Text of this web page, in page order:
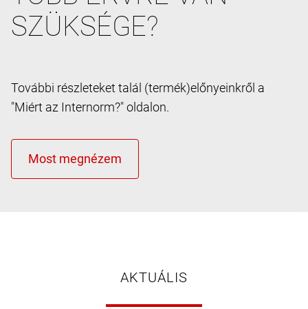
SZÜKSÉGE?
További részleteket talál (termék)előnyeinkről a
"Miért az Internorm?" oldalon.
AKTUÁLIS